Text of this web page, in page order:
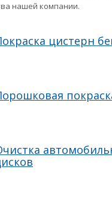
нашей компании.
цистерн